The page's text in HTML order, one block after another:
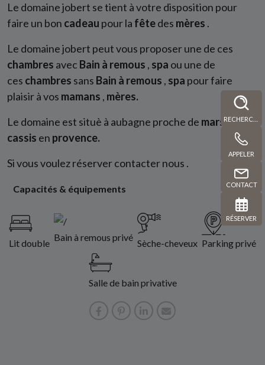
APPELER
CONTACT
RÉSERVER
Le domaine jobert se tient à votre disposition pour
faire un bon cadeau pour la fêtedes mères .
Le domaine jobert peut vous proposer une de ces
chambres avec Bain à remous , spa ou une de
ces chambres sans Bain à remous , spa pour faire
plaisir à vos mamans , mères.
Le domaine est situè à aubagne proche de marseille,
cassis en provence.
Si vous voulez réserver contacter nous .
Capacités & équipements
Lit double
Bain à remous privé
Sèche-cheveux Parking privé
Salle de bain privative